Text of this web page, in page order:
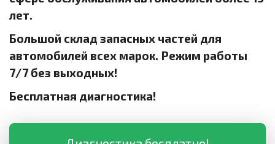
лет.
Большой склад запасных частей для
автомобилей всех марок. Режим работы
7/7 без выходных!
Бесплатная диагностика!